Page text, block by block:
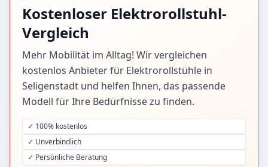
Kostenloser Elektrorollstuhl-
Vergleich
Mehr Mobilität im Alltag! Wir vergleichen
kostenlos Anbieter für Elektrorollstühle in
Seligenstadt und helfen Ihnen, das passende
Modell für Ihre Bedürfnisse zu finden.
✓ 100% kostenlos
✓ Unverbindlich
✓ Persönliche Beratung